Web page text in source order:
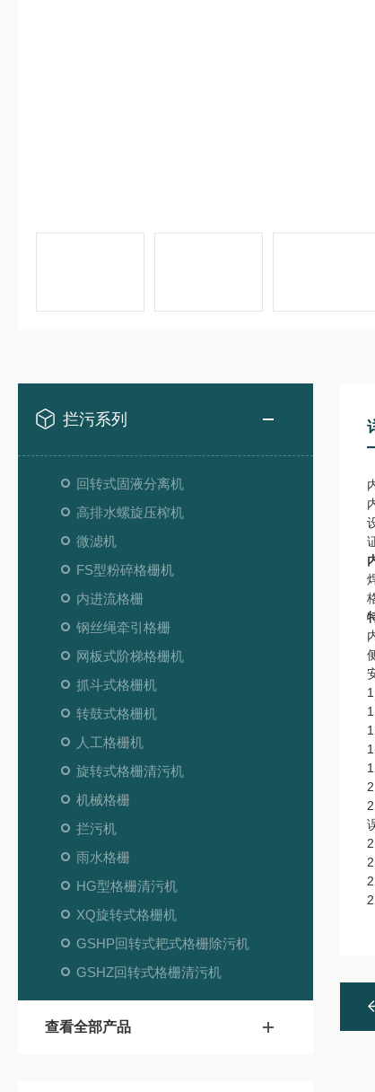
拦污系列
回转式固液分离机
高排水螺旋压榨机
微滤机
FS型粉碎格栅机
内进流格栅
钢丝绳牵引格栅
网板式阶梯格栅机
抓斗式格栅机
转鼓式格栅机
人工格栅机
旋转式格栅清污机
机械格栅
拦污机
雨水格栅
HG型格栅清污机
XQ旋转式格栅机
GSHP回转式耙式格栅除污机
GSHZ回转式格栅清污机
查看全部产品